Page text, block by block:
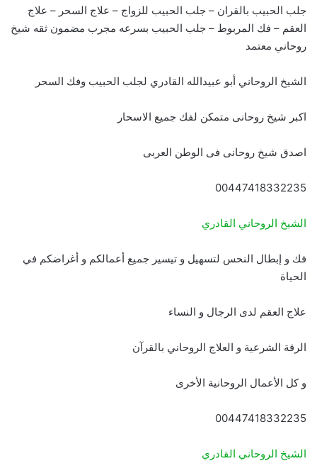
جلب الحبيب بالقران – جلب الحبيب للزواج – علاج السحر – علاج
العقم – فك المربوط – جلب الحبيب بسرعه مجرب مضمون ثقه شيخ
روحاني معتمد
الشيخ الروحاني أبو عبيدالله القادري لجلب الحبيب وفك السحر
اكبر شيخ روحانى متمكن لفك جميع الاسحار
اصدق شيخ روحانى فى الوطن العربى
00447418332235
الشيخ الروحاني القادري
فك و إبطال النحس لتسهيل و تيسير جميع أعمالكم و أغراضكم في
الحياة
علاج العقم لدى الرجال و النساء
الرقة الشرعية و العلاج الروحاني بالقرآن
و كل الأعمال الروحانية الأخرى
00447418332235
الشيخ الروحاني القادري